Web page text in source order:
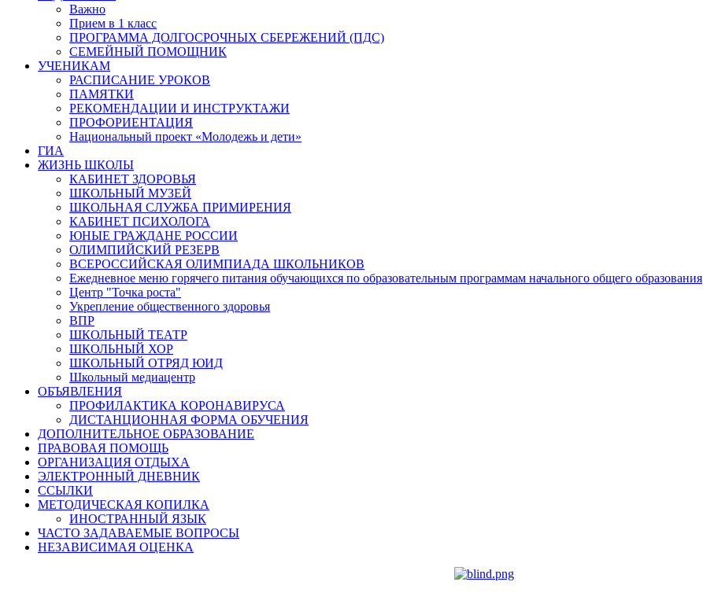
Важно
Прием в 1 класс
ПРОГРАММА ДОЛГОСРОЧНЫХ СБЕРЕЖЕНИЙ (ПДС)
СЕМЕЙНЫЙ ПОМОЩНИК
УЧЕНИКАМ
РАСПИСАНИЕ УРОКОВ
ПАМЯТКИ
РЕКОМЕНДАЦИИ И ИНСТРУКТАЖИ
ПРОФОРИЕНТАЦИЯ
Национальный проект «Молодежь и дети»
ГИА
ЖИЗНЬ ШКОЛЫ
КАБИНЕТ ЗДОРОВЬЯ
ШКОЛЬНЫЙ МУЗЕЙ
ШКОЛЬНАЯ СЛУЖБА ПРИМИРЕНИЯ
КАБИНЕТ ПСИХОЛОГА
ЮНЫЕ ГРАЖДАНЕ РОССИИ
ОЛИМПИЙСКИЙ РЕЗЕРВ
ВСЕРОССИЙСКАЯ ОЛИМПИАДА ШКОЛЬНИКОВ
Ежедневное меню горячего питания обучающихся по образовательным программам начального общего образования
Центр "Точка роста"
Укрепление общественного здоровья
ВПР
ШКОЛЬНЫЙ ТЕАТР
ШКОЛЬНЫЙ ХОР
ШКОЛЬНЫЙ ОТРЯД ЮИД
Школьный медиацентр
ОБЪЯВЛЕНИЯ
ПРОФИЛАКТИКА КОРОНАВИРУСА
ДИСТАНЦИОННАЯ ФОРМА ОБУЧЕНИЯ
ДОПОЛНИТЕЛЬНОЕ ОБРАЗОВАНИЕ
ПРАВОВАЯ ПОМОЩЬ
ОРГАНИЗАЦИЯ ОТДЫХА
ЭЛЕКТРОННЫЙ ДНЕВНИК
ССЫЛКИ
МЕТОДИЧЕСКАЯ КОПИЛКА
ИНОСТРАННЫЙ ЯЗЫК
ЧАСТО ЗАДАВАЕМЫЕ ВОПРОСЫ
НЕЗАВИСИМАЯ ОЦЕНКА